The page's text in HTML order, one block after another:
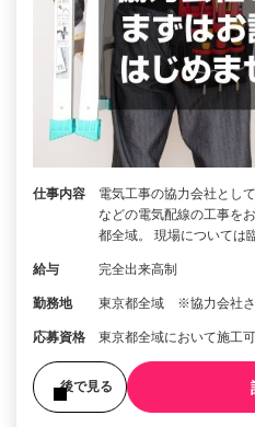
仕事内容
電気工事の協力会社とし
などの電気配線の工事を
都全域。 現場については
給与 完全出来高制
勤務地 東京都全域 ※協力会社さ
応募資格 東京都全域において施工
後で見る